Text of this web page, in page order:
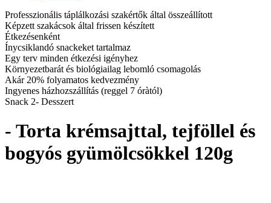
Professzionális táplálkozási szakértők által összeállított
Képzett szakácsok által frissen készített
Étkezésenként
Ínycsiklandó snackeket tartalmaz
Egy terv minden étkezési igényhez
Környezetbarát és biológiailag lebomló csomagolás
Akár 20% folyamatos kedvezmény
Ingyenes házhozszállítás (reggel 7 óràtól)
Snack 2- Desszert
- Torta krémsajttal, tejföllel és
bogyós gyümölcsökkel 120g